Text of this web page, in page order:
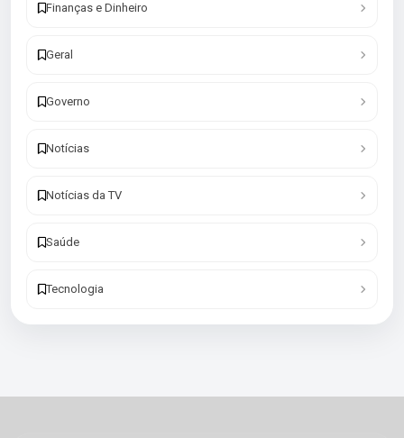
Finanças e Dinheiro
Geral
Governo
Notícias
Notícias da TV
Saúde
Tecnologia